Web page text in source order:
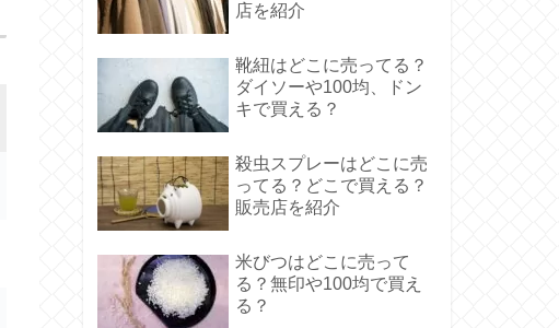
店を紹介
靴紐はどこに売ってる？
ダイソーや100均、ドン
キで買える？
殺虫スプレーはどこに売
ってる？どこで買える？
販売店を紹介
米びつはどこに売って
る？無印や100均で買え
る？